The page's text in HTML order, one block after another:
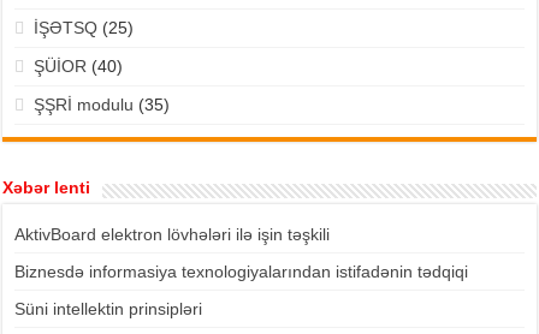
İŞƏTSQ(25)
ŞÜİOR (40)
ŞŞRİ modulu (35)
Xəbər lenti
AktivBoard elektron lövhələri ilə işin təşkili
Biznesdə informasiya texnologiyalarından istifadənin tədqiqi
Süni intellektin prinsipləri